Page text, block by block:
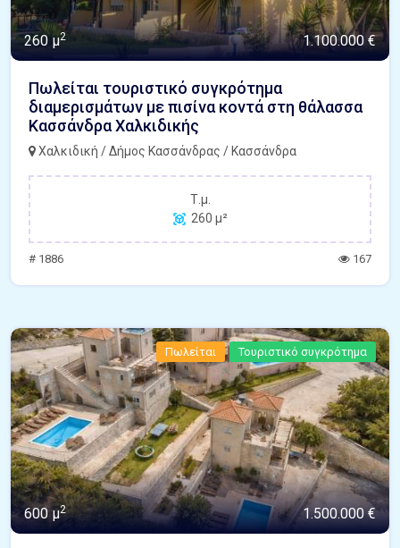
260 μ2 1.100.000 €
Πωλείται τουριστικό συγκρότημα
διαμερισμάτων με πισίνα κοντά στη θάλασσα
Κασσάνδρα Χαλκιδικής
Χαλκιδική / Δήμος Κασσάνδρας / Κασσάνδρα
Τ.μ.
260 μ²
# 1886 167
Πωλείται Τουριστικό συγκρότημα
600 μ2 1.500.000 €